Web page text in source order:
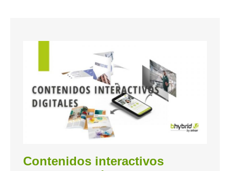
Contenidos interactivos